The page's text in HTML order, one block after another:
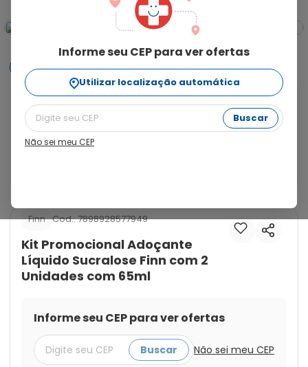
Informe seu CEP para ver ofertas
Utilizar localização automática
Buscar
Não sei meu CEP
Informações
O adoçante Finn Sucralose Líquido é o único do
mercado com formulação 100% Sucralose, é zero
caloria e com baixo indíce glicêmico. De origem
natural, a Sucralose é derivada da cana-de-açúcar,
Finn Cod.:7898928577949
Kit Promocional Adoçante
Líquido Sucralose Finn com 2
Unidades com 65ml
Informe seu CEP para ver ofertas
Buscar Não sei meu CEP